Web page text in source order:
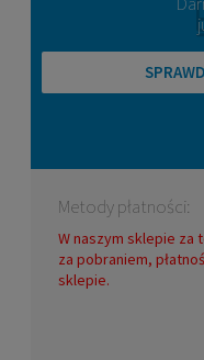
Metody płatności:
W naszym sklepie za
za pobraniem,
sklepie.